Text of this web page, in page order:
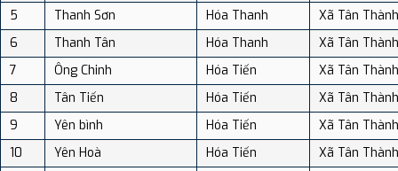
5
Thanh Sơn Hóa Thanh
Xã Tân Thành
6
Thanh Tân Hóa Thanh
Xã Tân Thành
7
Ông Chinh Hóa Tiến
Xã Tân Thành
8
Tân Tiến Hóa Tiến
Xã Tân Thành
9
Yên bình Hóa Tiến
Xã Tân Thành
10
Yên Hoà Hóa Tiến
Xã Tân Thành